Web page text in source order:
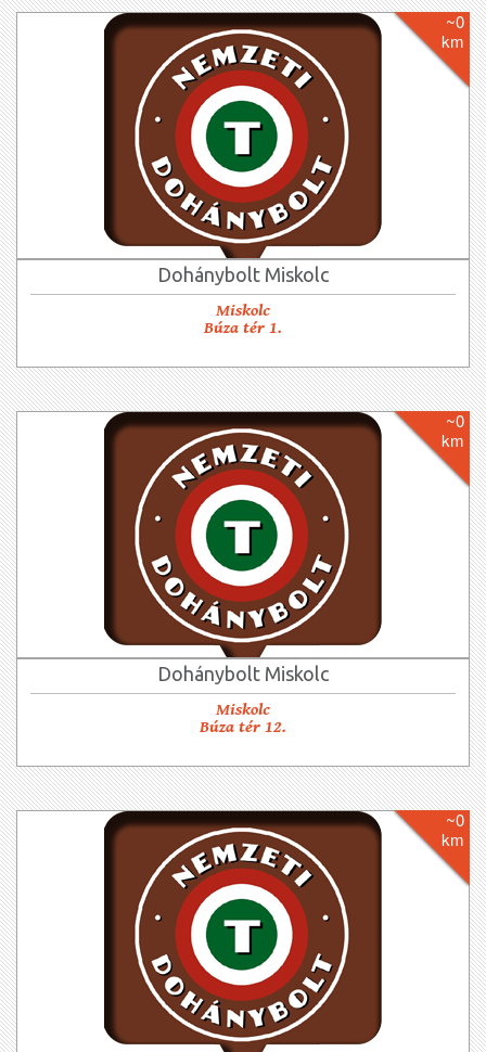
~0
km
Dohánybolt Miskolc
Miskolc
Búza tér 1.
~0
km
Dohánybolt Miskolc
Miskolc
Búza tér 12.
~0
km